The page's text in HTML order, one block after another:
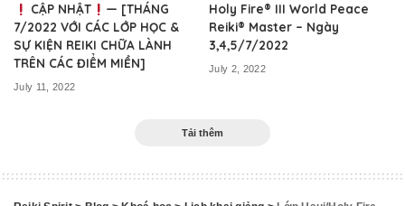
CẬP NHẬT
— [THÁNG
7/2022 VỚI CÁC LỚP HỌC &
SỰ KIỆN REIKI CHỮA LÀNH
TRÊN CÁC ĐIỂM MIỀN]
July 11, 2022
Holy Fire® III World Peace
Reiki® Master – Ngày
3,4,5/7/2022
July 2, 2022
Tải thêm